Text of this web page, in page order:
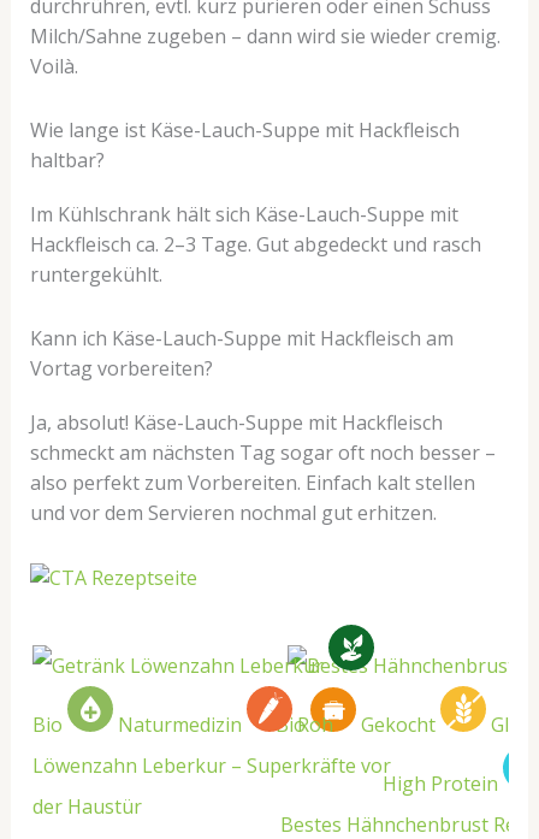
durchrühren, evtl. kurz pürieren oder einen Schuss
Milch/Sahne zugeben – dann wird sie wieder cremig.
Voilà.
Wie lange ist Käse-Lauch-Suppe mit Hackfleisch
haltbar?
Im Kühlschrank hält sich Käse-Lauch-Suppe mit
Hackfleisch ca. 2–3 Tage. Gut abgedeckt und rasch
runtergekühlt.
Kann ich Käse-Lauch-Suppe mit Hackfleisch am
Vortag vorbereiten?
Ja, absolut! Käse-Lauch-Suppe mit Hackfleisch
schmeckt am nächsten Tag sogar oft noch besser –
also perfekt zum Vorbereiten. Einfach kalt stellen
und vor dem Servieren nochmal gut erhitzen.
Bio Naturmedizin
Roh
Löwenzahn Leberkur – Superkräfte vor
der Haustür
Bio Gekocht
High Protein
Bestes Hähnchenbrust